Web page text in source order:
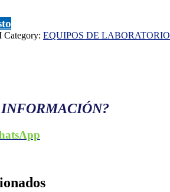
Category: EQUIPOS DE LABORATORIO